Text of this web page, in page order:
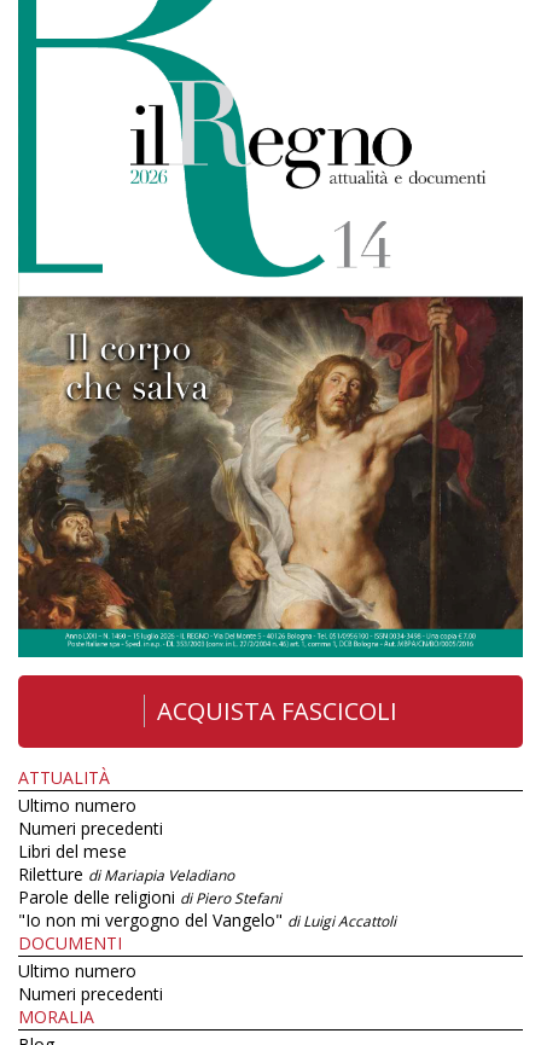
ACQUISTA FASCICOLI
ATTUALITÀ
Ultimo numero
Numeri precedenti
Libri del mese
Riletture di Mariapia Veladiano
Parole delle religioni di Piero Stefani
"Io non mi vergogno del Vangelo" di Luigi Accattoli
DOCUMENTI
Ultimo numero
Numeri precedenti
MORALIA